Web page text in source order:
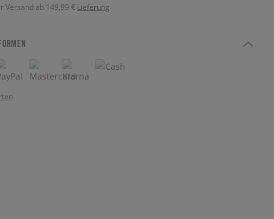
Versand ab 149,99 € Lieferung